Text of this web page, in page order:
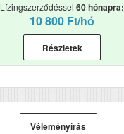
Lízingszerződéssel 60 hónapra:
10 800 Ft/hó
Részletek
Véleményírás